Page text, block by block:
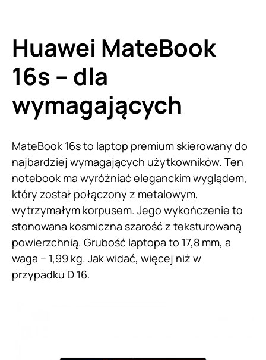
Huawei MateBook
16s – dla
wymagających
MateBook 16s to laptop premium skierowany do
najbardziej wymagających użytkowników. Ten
notebook ma wyróżniać eleganckim wyglądem,
który został połączony z metalowym,
wytrzymałym korpusem. Jego wykończenie to
stonowana kosmiczna szarość z teksturowaną
powierzchnią. Grubość laptopa to 17,8 mm, a
waga – 1,99 kg. Jak widać, więcej niż w
przypadku D 16.